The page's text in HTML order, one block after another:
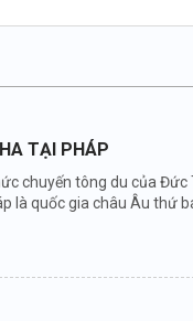
TẠI PHÁP
chuyến tông du của Đức
quốc gia châu Âu thứ